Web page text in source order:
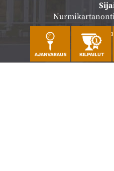
Katso